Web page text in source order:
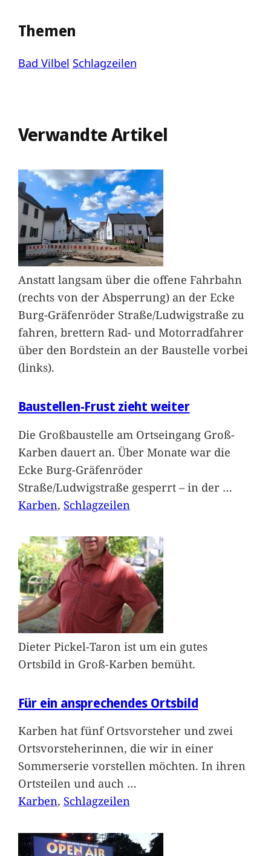
Themen
Bad Vilbel Schlagzeilen
Verwandte Artikel
Anstatt langsam über die offene Fahrbahn
(rechts von der Absperrung) an der Ecke
Burg-Gräfenröder Straße/Ludwigstraße zu
fahren, brettern Rad- und Motorradfahrer
über den Bordstein an der Baustelle vorbei
(links).
Baustellen-Frust zieht weiter
Die Großbaustelle am Ortseingang Groß-
Karben dauert an. Über Monate war die
Ecke Burg-Gräfenröder
Straße/Ludwigstraße gesperrt – in der …
Karben, Schlagzeilen
Dieter Pickel-Taron ist um ein gutes
Ortsbild in Groß-Karben bemüht.
Für ein ansprechendes Ortsbild
Karben hat fünf Ortsvorsteher und zwei
Ortsvorsteherinnen, die wir in einer
Sommerserie vorstellen möchten. In ihren
Ortsteilen und auch …
Karben, Schlagzeilen